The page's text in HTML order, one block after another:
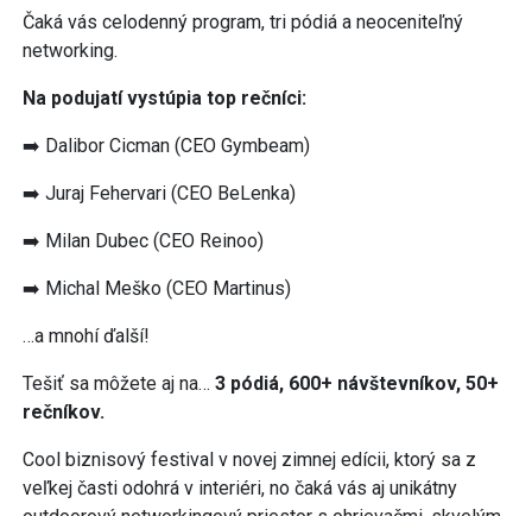
Čaká vás celodenný program, tri pódiá a neoceniteľný
networking.
Na podujatí vystúpia top rečníci:
➡️ Dalibor Cicman (CEO Gymbeam)
➡️ Juraj Fehervari (CEO BeLenka)
➡️ Milan Dubec (CEO Reinoo)
➡️ Michal Meško (CEO Martinus)
…a mnohí ďalší!
Tešiť sa môžete aj na… 3 pódiá, 600+ návštevníkov, 50+
rečníkov.
Cool biznisový festival v novej zimnej edícii, ktorý sa z
veľkej časti odohrá v interiéri, no čaká vás aj unikátny